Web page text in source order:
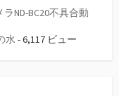
ND-BC20不具合動
水 - 6,117 ビュー